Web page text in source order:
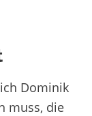
Dominik
muss, die